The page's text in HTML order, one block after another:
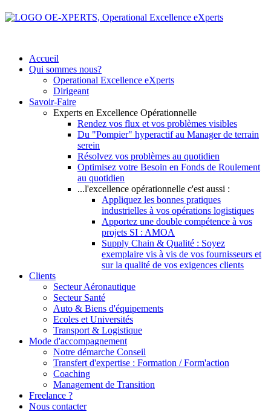
Accueil
Qui sommes nous?
Operational Excellence eXperts
Dirigeant
Savoir-Faire
Experts en Excellence Opérationnelle
Rendez vos flux et vos problèmes visibles
Du "Pompier" hyperactif au Manager de terrain
serein
Résolvez vos problèmes au quotidien
Optimisez votre Besoin en Fonds de Roulement
au quotidien
...l'excellence opérationnelle c'est aussi :
Appliquez les bonnes pratiques
industrielles à vos opérations logistiques
Apportez une double compétence à vos
projets SI : AMOA
Supply Chain & Qualité : Soyez
exemplaire vis à vis de vos fournisseurs et
sur la qualité de vos exigences clients
Clients
Secteur Aéronautique
Secteur Santé
Auto & Biens d'équipements
Ecoles et Universités
Transport & Logistique
Mode d'accompagnement
Notre démarche Conseil
Transfert d'expertise : Formation / Form'action
Coaching
Management de Transition
Freelance ?
Nous contacter